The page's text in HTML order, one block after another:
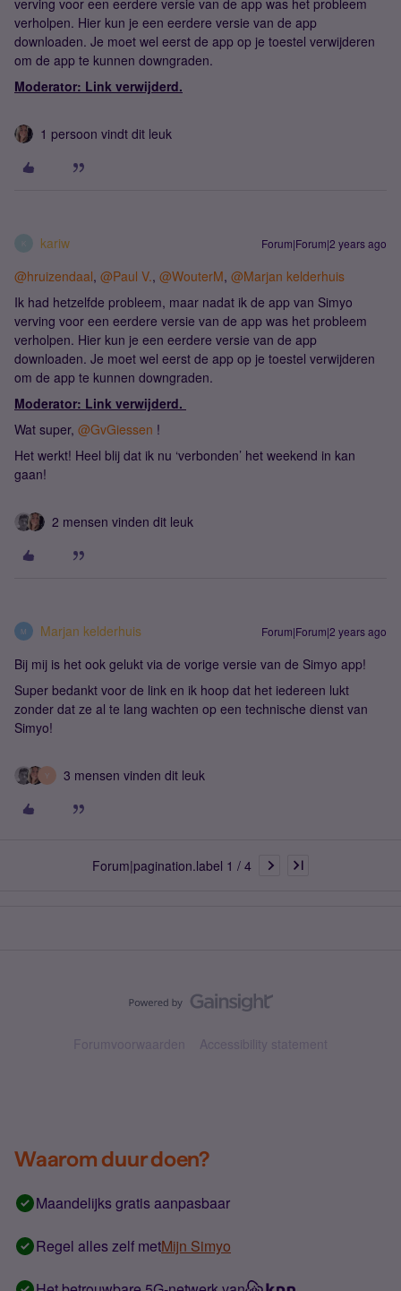
verving voor een eerdere versie van de app was het probleem
verholpen. Hier kun je een eerdere versie van de app
downloaden. Je moet wel eerst de app op je toestel verwijderen
om de app te kunnen downgraden.
Moderator: Link verwijderd.
1 persoon vindt dit leuk
kariw Forum|Forum|2 years ago
@hruizendaal, @Paul V., @WouterM, @Marjan kelderhuis
Ik had hetzelfde probleem, maar nadat ik de app van Simyo
verving voor een eerdere versie van de app was het probleem
verholpen. Hier kun je een eerdere versie van de app
downloaden. Je moet wel eerst de app op je toestel verwijderen
om de app te kunnen downgraden.
Moderator: Link verwijderd.
Wat super, @GvGiessen !
Het werkt! Heel blij dat ik nu ‘verbonden’ het weekend in kan
gaan!
2 mensen vinden dit leuk
M Marjan kelderhuis Forum|Forum|2 years ago
Bij mij is het ook gelukt via de vorige versie van de Simyo app!
Super bedankt voor de link en ik hoop dat het iedereen lukt
zonder dat ze al te lang wachten op een technische dienst van
Simyo!
Y 3 mensen vinden dit leuk
Forum|pagination.label 1 / 4
Forumvoorwaarden Accessibility statement
Waarom duur doen?
Maandelijks gratis aanpasbaar
Regel alles zelf metMijn Simyo